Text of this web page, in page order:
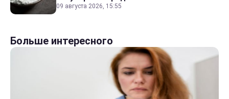
09 августа 2026, 15:55
Больше интересного